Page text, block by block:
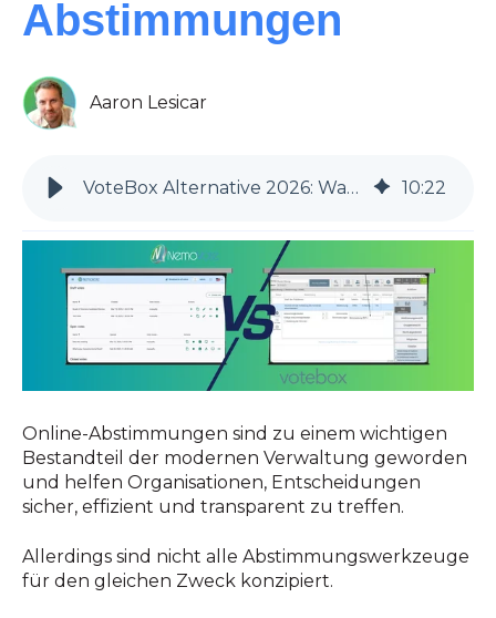
Abstimmungen
Aaron Lesicar
VoteBox Alternative 2026: Warum NemoVote die bessere Wahl ist 10:22
Online-Abstimmungen sind zu einem wichtigen
Bestandteil der modernen Verwaltung geworden
und helfen Organisationen, Entscheidungen
sicher, effizient und transparent zu treffen.
Allerdings sind nicht alle Abstimmungswerkzeuge
für den gleichen Zweck konzipiert.